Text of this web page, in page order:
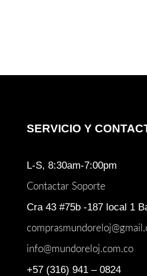
SERVICIO Y
L-S, 8:30am-7:00pm
Contactar Soporte
Cra 43 #75b -187 local 1
info@mundoreloj.com.co
+57 (316) 941 – 0824